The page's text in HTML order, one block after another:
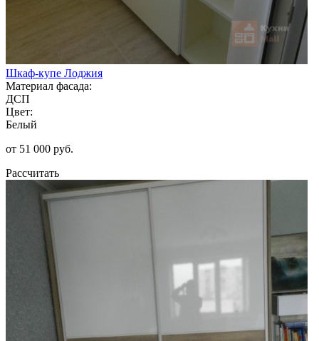
Шкаф-купе Лоджия
Материал фасада:
ДСП
Цвет:
Белый
от 51 000 руб.
Рассчитать